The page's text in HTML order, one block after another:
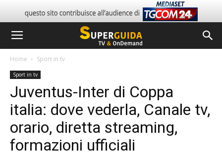
Home Sport in tv
Sport in tv
Juventus-Inter di Coppa
italia: dove vederla, Canale tv,
orario, diretta streaming,
formazioni ufficiali